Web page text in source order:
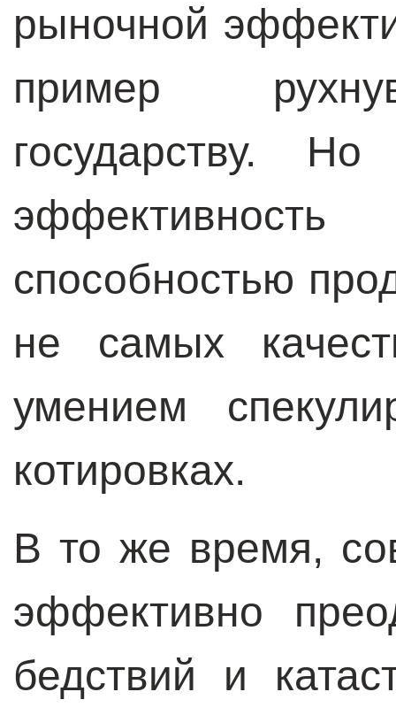
рыночной
пример
государству.
способностью
не самых
умением
котировках.
В то же время,
эффективно
бедствий и